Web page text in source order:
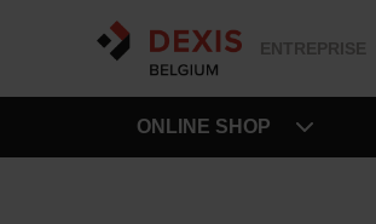
ENTREPRISE
ONLINE SHOP